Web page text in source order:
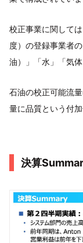
校正事業に関して
度）の登録事業者
油）」「水」「気
石油の校正可能流
量に品質という付
決算